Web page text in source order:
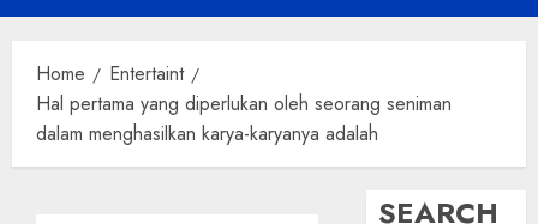
Menu
Home
Entertaint
Hal pertama yang diperlukan oleh seorang seniman
dalam menghasilkan karya-karyanya adalah
SEARCH